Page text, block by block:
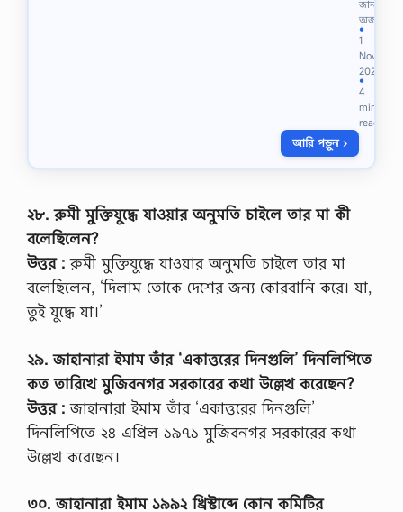
সা
ম্প্র
দা
য়ি
ক
স
ম্প্রী
তি
…
m
p
l
o
y
m
e
n
e
i
জানা
অজানা
●
1
Nov
2023
●
4
min
read
আরি পড়ুন ›
২৮. রুমী মুক্তিযুদ্ধে যাওয়ার অনুমতি চাইলে তার মা কী
বলেছিলেন?
উত্তর : রুমী মুক্তিযুদ্ধে যাওয়ার অনুমতি চাইলে তার মা
বলেছিলেন, ‘দিলাম তোকে দেশের জন্য কোরবানি করে। যা,
তুই যুদ্ধে যা।’
২৯. জাহানারা ইমাম তাঁর ‘একাত্তরের দিনগুলি’ দিনলিপিতে
কত তারিখে মুজিবনগর সরকারের কথা উল্লেখ করেছেন?
উত্তর : জাহানারা ইমাম তাঁর ‘একাত্তরের দিনগুলি’
দিনলিপিতে ২৪ এপ্রিল ১৯৭১ মুজিবনগর সরকারের কথা
উল্লেখ করেছেন।
৩০. জাহানারা ইমাম ১৯৯২ খ্রিস্টাব্দে কোন কমিটির